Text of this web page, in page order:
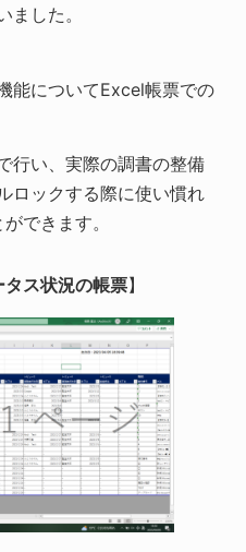
ました。
能についてExcel帳票での
行い、実際の調書の整備
ロックする際に使い慣れ
できます。
ス状況の帳票】